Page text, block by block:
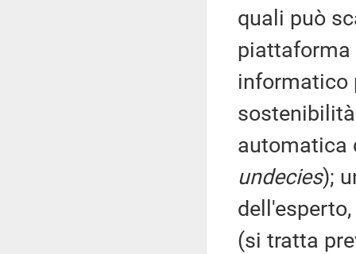
quali può
piattaforma
informatico
automatica
undecies);
(si tratta